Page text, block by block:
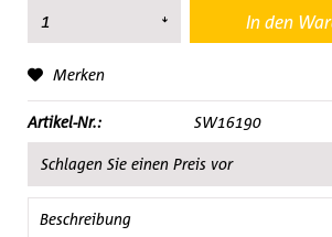
In den
Merken
Artikel-Nr.: SW16190
Schlagen Sie einen Preis vor
Beschreibung